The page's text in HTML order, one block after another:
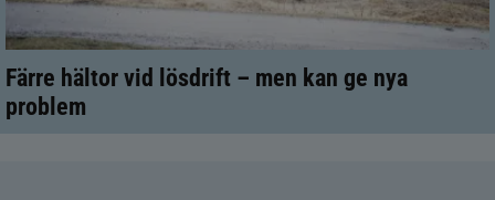
Färre hältor vid lösdrift – men kan ge nya
problem